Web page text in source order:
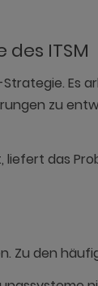
ITSM
Es
zu
das
Zu den